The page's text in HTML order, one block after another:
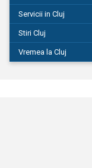
Servicii in Cluj
Stiri Cluj
Vremea la Cluj